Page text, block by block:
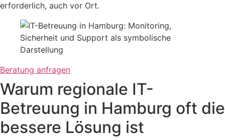
erforderlich, auch vor Ort.
Beratung anfragen
Warum regionale IT-
Betreuung in Hamburg oft die
bessere Lösung ist